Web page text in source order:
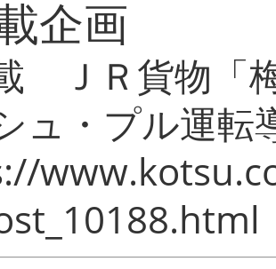
企画
ＪＲ貨物「
ュ・プル運転